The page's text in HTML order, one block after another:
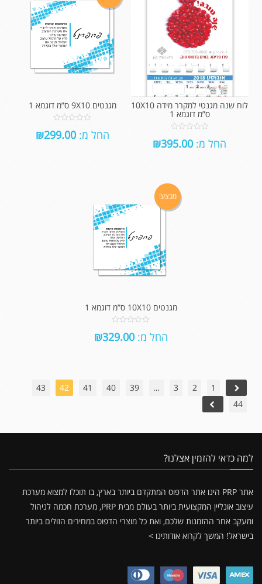
לוח שנה מגנטי למקרר מידה 10X10
ס”מ דוגמא 1
out
החל מ: ₪395.00
מגנטים 9X10 ס”מ דוגמא 1
out
החל מ: ₪299.00
מבצע!
מגנטים 10X10 ס”מ דוגמא 1
out
החל מ: ₪329.00
1
2
3
…
39
40
41
42
43
44
למה כדאי להזמין אצלנו?
אתר PRP הינו אתר הדפוס המתקדם ביותר בארץ, בו תוכלו למצוא מערכת
עיצוב אונליין המקצועית ביותר בעולם מבית PRP, מערכת חכמה לניהול
ומעקב אחר ההזמנות שלכם, ואת כל מוצרי הדפוס במחירים הזולים ביותר
בישראל! המשך לקרוא אודותינו >